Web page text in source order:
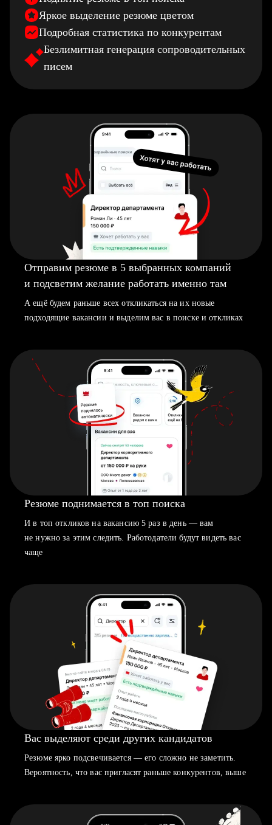
Яркое выделение резюме цветом
Подробная статистика по конкурентам
Безлимитная генерация сопроводительных
писем
Отправим резюме в 5 выбранных компаний
и подсветим желание работать именно там
А ещё будем раньше всех откликаться на их новые
подходящие вакансии и выделим вас в поиске и откликах
Резюме поднимается в топ поиска
И в топ откликов на вакансию 5 раз в день — вам
не нужно за этим следить. Работодатели будут видеть вас
чаще
Вас выделяют среди других кандидатов
Резюме ярко подсвечивается — его сложно не заметить.
Вероятность, что вас пригласят раньше конкурентов, выше